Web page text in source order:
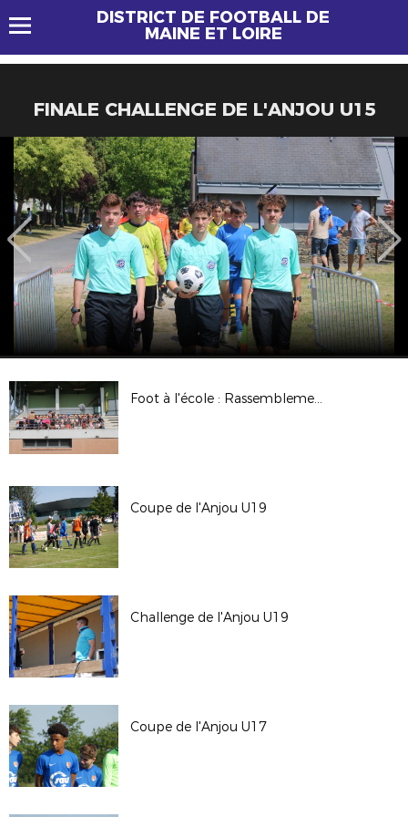
DISTRICT DE FOOTBALL DE
MAINE ET LOIRE
FINALE CHALLENGE DE L'ANJOU U15
Foot à l'école : Rassemblement au May sur Evre
Coupe de l'Anjou U19
Challenge de l'Anjou U19
Coupe de l'Anjou U17